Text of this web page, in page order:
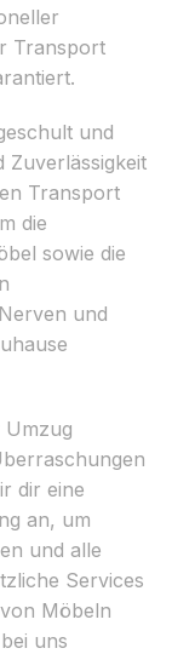
Transport
und
Zuverlässigkeit
Transport
die
sowie die
und
Umzug
dir eine
an, um
und alle
Services
Möbeln
uns